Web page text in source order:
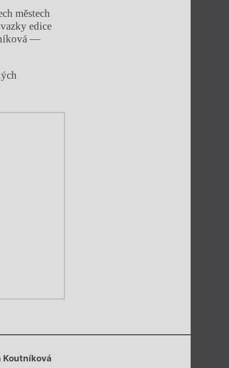
městech
edice
—
Koutníková